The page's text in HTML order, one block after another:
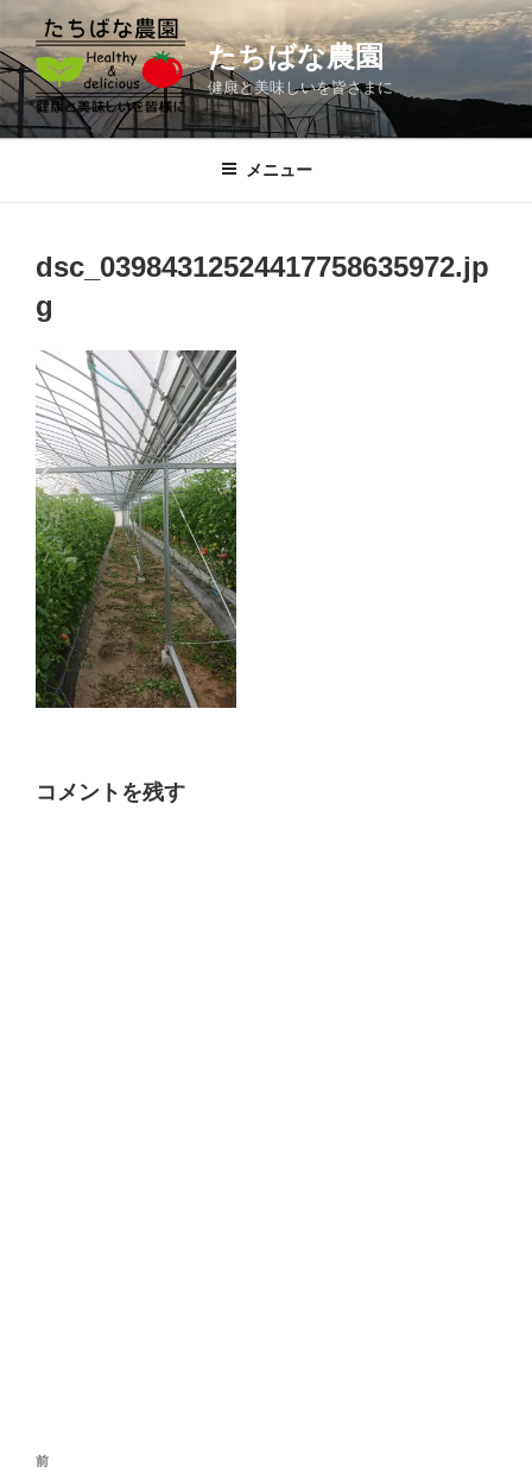
ン
テ
ン
ツ
たちばな農園
健康と美味しいを皆さまに
メニュー
dsc_03984312524417758635972.jp
g
コメントを残す
投
前
前